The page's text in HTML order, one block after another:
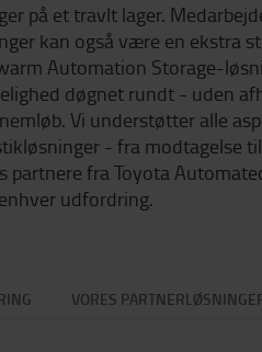
på et travlt lager.
kan også være en ekstra
Automation Storage-
døgnet rundt - uden
Vi understøtter alle
- fra modtagelse
fra Toyota
enhver udfordring.
VORES